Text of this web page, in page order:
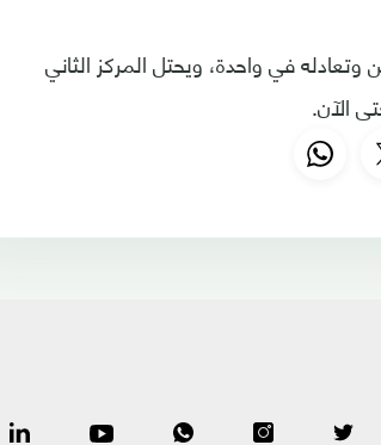
في واحدة، ويحتل المركز الثاني
الآن.